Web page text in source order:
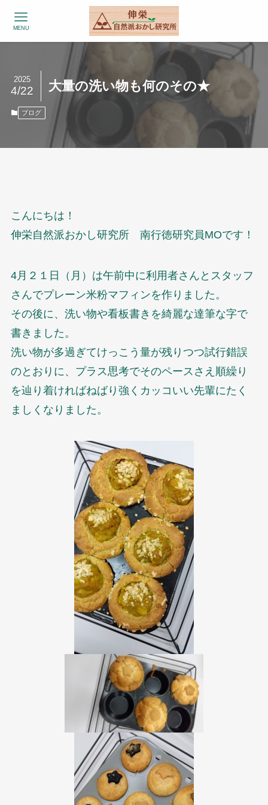
MENU
大量の洗い物も何のその★
2025
4/22
ブログ
こんにちは！
伸栄自然派おかし研究所 南行徳研究員MOです！
4月２１日（月）は午前中に利用者さんとスタッフ
さんでプレーン米粉マフィンを作りました。
その後に、洗い物や看板書きを綺麗な達筆な字で
書きました。
洗い物が多過ぎてけっこう量が残りつつ試行錯誤
のとおりに、プラス思考でそのペースさえ順繰り
を辿り着ければねばり強くカッコいい先輩にたく
ましくなりました。